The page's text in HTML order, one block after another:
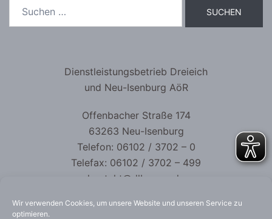
Wir verwenden Cookies, um unsere Website und unseren Service zu
optimieren.
Dienstleistungsbetrieb Dreieich
und Neu-Isenburg AöR
Offenbacher Straße 174
63263 Neu-Isenburg
Telefon: 06102 / 3702 – 0
Telefax: 06102 / 3702 – 499
kontakt@dlb-aoer.de